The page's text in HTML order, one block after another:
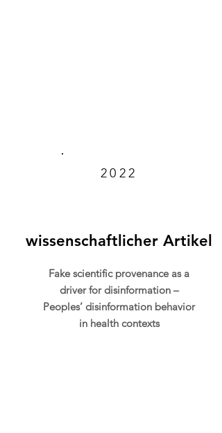
2022
wissenschaftlicher Artikel
Fake scientific provenance as a
driver for disinformation –
Peoples’ disinformation behavior
in health contexts